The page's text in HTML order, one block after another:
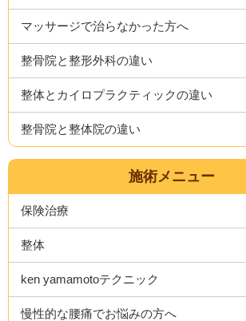
マッサージで治らなかった方へ
整骨院と整形外科の違い
整体とカイロプラクティックの違い
整骨院と整体院の違い
施術メニュー
保険治療
整体
ken yamamotoテクニック
慢性的な腰痛でお悩みの方へ